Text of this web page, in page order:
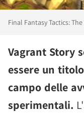
Final Fantasy Tactics:
Vagrant Story
essere un
campo delle
sperimentali.